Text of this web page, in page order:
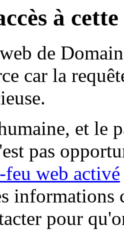
à
de
car la
et le
pas
feu web activé
informations
pour